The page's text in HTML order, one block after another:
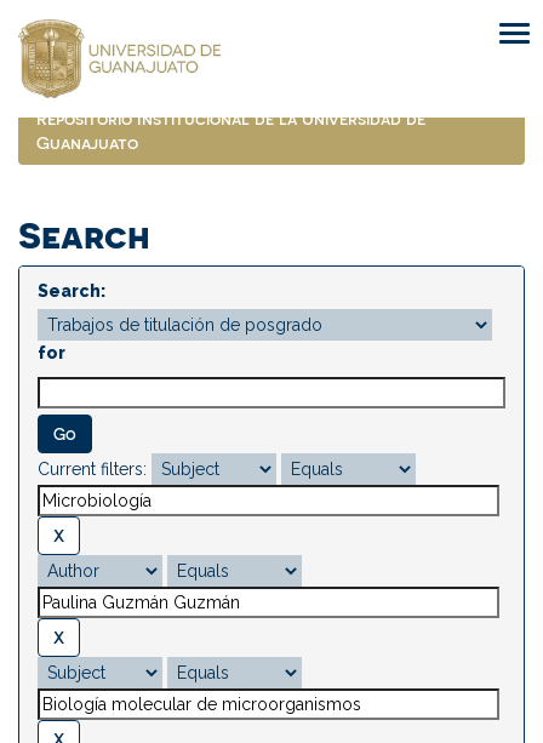
navigation
Repositorio Institucional de la Universidad de
Guanajuato
Search
Search:
for
Current filters: